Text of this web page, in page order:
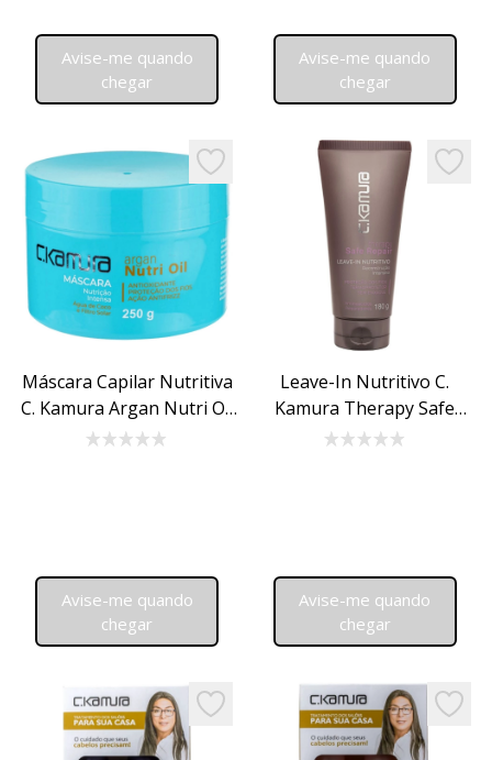
Avise-me quando
chegar
Avise-me quando
chegar
Add to favorites
Máscara Capilar Nutritiva
C. Kamura Argan Nutri Oil
250g
Avise-me quando
chegar
Add
Leave-In Nutritivo C.
Kamura Therapy Safe
Repair 180g
Avise-me quando
chegar
Add to favorites Add